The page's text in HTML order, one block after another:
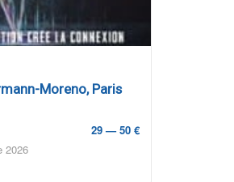
Moreno, Paris
29 — 50 €
2026